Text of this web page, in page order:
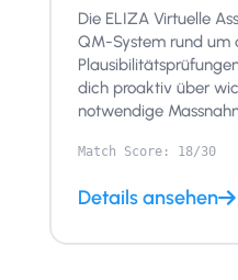
Die ELIZA Virtuelle
QM-System rund um
dich proaktiv über
notwendige
Match Score: 18/30
Details ansehen